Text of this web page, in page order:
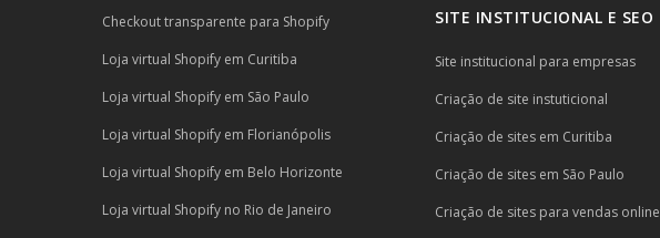
Checkout transparente para Shopify
Loja virtual Shopify em Curitiba
Loja virtual Shopify em São Paulo
Loja virtual Shopify em Florianópolis
Loja virtual Shopify em Belo Horizonte
Loja virtual Shopify no Rio de Janeiro
SITE INSTITUCIONAL E SEO
Site institucional para empresas
Criação de site instuticional
Criação de sites em Curitiba
Criação de sites em São Paulo
Criação de sites para vendas online